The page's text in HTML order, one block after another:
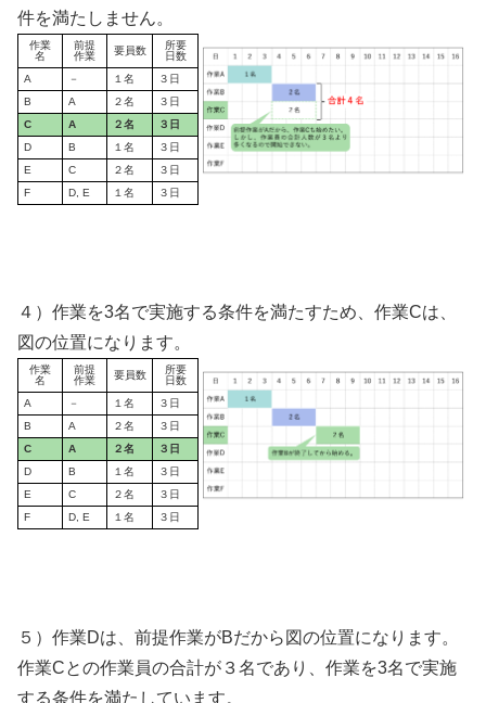
件を満たしません。
作業
名
前提
作業
要員数
所要
日数
A
－ １名
３日
B
A ２名
３日
C
A ２名
３日
D
B １名
３日
E
C ２名
３日
F
D, E １名 ３日
４）作業を3名で実施する条件を満たすため、作業Cは、
図の位置になります。
作業
名
前提
作業
要員数
所要
日数
A
－ １名
３日
B
A ２名
３日
C
A ２名
３日
D
B １名
３日
E
C ２名
３日
F
D, E １名 ３日
５）作業Dは、前提作業がBだから図の位置になります。
作業Cとの作業員の合計が３名であり、作業を3名で実施
する条件を満たしています。